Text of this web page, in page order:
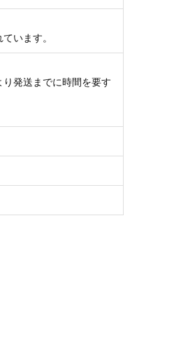
います。
発送までに時間を要す